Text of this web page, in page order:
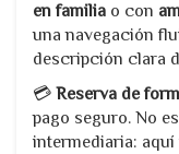
en familia o con
una navegación
descripción clara
💳 Reserva de
pago seguro. No
intermediaria: